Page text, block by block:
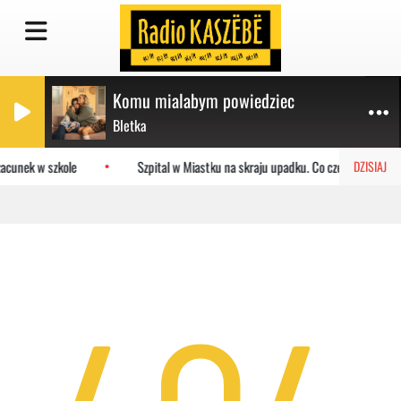
Komu mialabym powiedziec
Bletka
DZISIAJ
w szkole Szpital w Miastku na skraju upadku. Co czeka